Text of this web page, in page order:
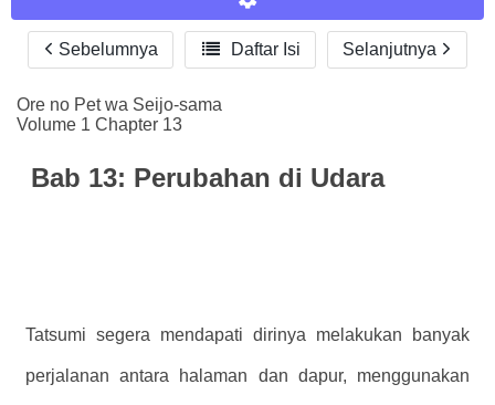
Tags
Bookmark
Cari
Reader Settings
Font :
Titillium Web
Arial
Size :
Sebelumnya  Daftar Isi Selanjutnya
Ore no Pet wa Seijo-sama
Volume 1 Chapter 13
Bab 13: Perubahan di Udara
Tatsumi segera mendapati dirinya melakukan banyak
perjalanan antara halaman dan dapur, menggunakan